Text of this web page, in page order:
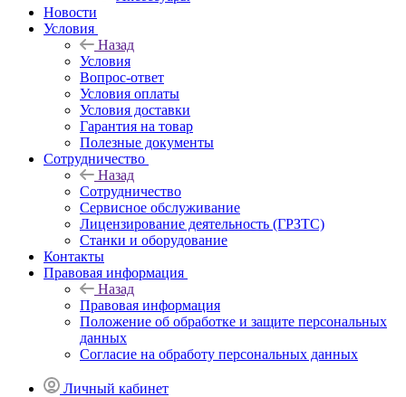
Новости
Условия
Назад
Условия
Вопрос-ответ
Условия оплаты
Условия доставки
Гарантия на товар
Полезные документы
Сотрудничество
Назад
Сотрудничество
Сервисное обслуживание
Лицензирование деятельность (ГРЗТС)
Станки и оборудование
Контакты
Правовая информация
Назад
Правовая информация
Положение об обработке и защите персональных
данных
Согласие на обработу персональных данных
Личный кабинет